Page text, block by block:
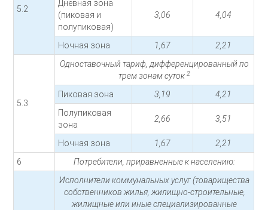
5.2
Дневная зона
(пиковая и
полупиковая)
3,06 4,04
Ночная зона 1,67 2,21
5.3
Одноставочный тариф, дифференцированный по
трем зонам суток2
Пиковая зона 3,19
4,21
Полупиковая
зона
2,66 3,51
Ночная зона 1,67
2,21
6
Потребители, приравненные к населению:
Исполнители коммунальных услуг (товарищества
собственников жилья, жилищно-строительные,
жилищные или иные специализированные